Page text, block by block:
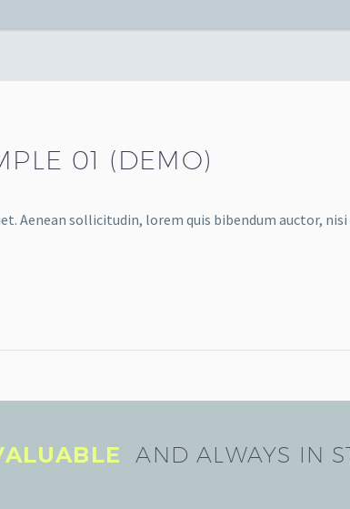
01 (DEMO)
Aenean sollicitudin, lorem quis bibendum auctor,
AND ALWAYS IN